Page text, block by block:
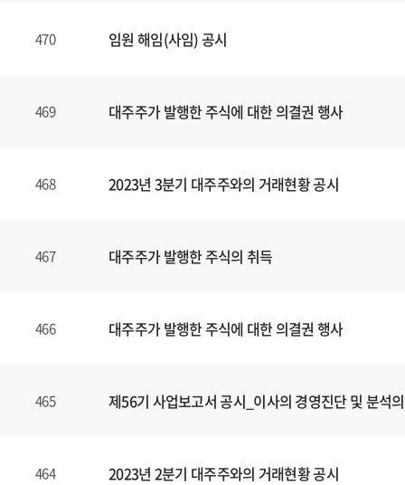
470 임원 해임(사임) 공시
469 대주주가 발행한 주식에 대한 의결권 행사
468 2023년 3분기 대주주와의 거래현황 공시
467 대주주가 발행한 주식의 취득
466 대주주가 발행한 주식에 대한 의결권 행사
465 제56기 사업보고서 공시_이사의 경영진단 및 분석
464 2023년 2분기 대주주와의 거래현황 공시